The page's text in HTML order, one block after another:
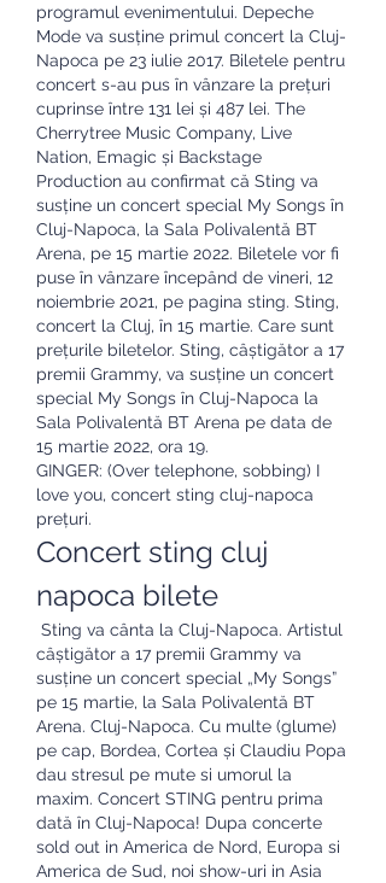
programul evenimentului. Depeche
Mode va susține primul concert la Cluj-
Napoca pe 23 iulie 2017. Biletele pentru
concert s-au pus în vânzare la prețuri
cuprinse între 131 lei și 487 lei. The
Cherrytree Music Company, Live
Nation, Emagic și Backstage
Production au confirmat că Sting va
susține un concert special My Songs în
Cluj-Napoca, la Sala Polivalentă BT
Arena, pe 15 martie 2022. Biletele vor fi
puse în vânzare începând de vineri, 12
noiembrie 2021, pe pagina sting. Sting,
concert la Cluj, în 15 martie. Care sunt
prețurile biletelor. Sting, câștigător a 17
premii Grammy, va susține un concert
special My Songs în Cluj-Napoca la
Sala Polivalentă BT Arena pe data de
15 martie 2022, ora 19.
GINGER: (Over telephone, sobbing) I
love you, concert sting cluj-napoca
prețuri.
Concert sting cluj
napoca bilete
câștigător a 17 premii Grammy va
susține un concert special „My Songs”
pe 15 martie, la Sala Polivalentă BT
Arena. Cluj-Napoca. Cu multe (glume)
pe cap, Bordea, Cortea și Claudiu Popa
dau stresul pe mute si umorul la
maxim. Concert STING pentru prima
dată în Cluj-Napoca! Dupa concerte
sold out in America de Nord, Europa si
America de Sud, noi show-uri in Asia